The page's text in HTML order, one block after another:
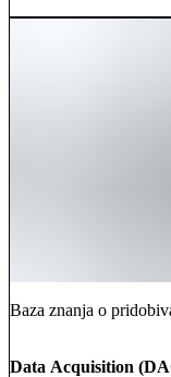
Baza znanja o
Data Acquisition